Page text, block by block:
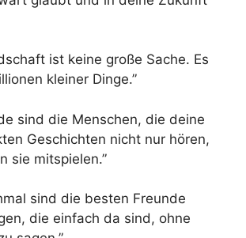
ist keine große Sache. Es
kleiner Dinge.”
sind die Menschen, die deine
Geschichten nicht nur hören,
sie mitspielen.”
sind die besten Freunde
die einfach da sind, ohne